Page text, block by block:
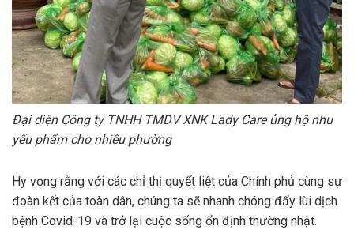
Đại diện Công ty TNHH TMDV XNK Lady Care ủng hộ nhu
yếu phẩm cho nhiều phường
Hy vọng rằng với các chỉ thị quyết liệt của Chính phủ cùng sự
đoàn kết của toàn dân, chúng ta sẽ nhanh chóng đẩy lùi dịch
bệnh Covid-19 và trở lại cuộc sống ổn định thường nhật.